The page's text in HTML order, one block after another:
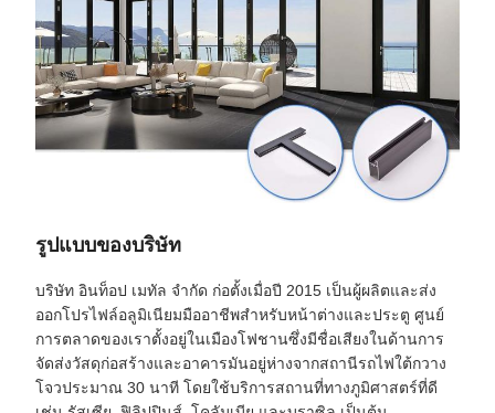
รูปแบบของบริษัท
บริษัท อินท็อป เมทัล จํากัด ก่อตั้งเมื่อปี 2015 เป็นผู้ผลิตและส่ง
ออกโปรไฟล์อลูมิเนียมมืออาชีพสําหรับหน้าต่างและประตู ศูนย์
การตลาดของเราตั้งอยู่ในเมืองโฟชานซึ่งมีชื่อเสียงในด้านการ
จัดส่งวัสดุก่อสร้างและอาคารมันอยู่ห่างจากสถานีรถไฟใต้กวาง
โจวประมาณ 30 นาที โดยใช้บริการสถานที่ทางภูมิศาสตร์ที่ดี